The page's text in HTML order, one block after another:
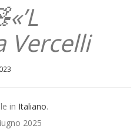
Vercelli
in Italiano.
2025